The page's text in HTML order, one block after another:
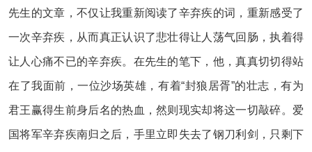
先生的文章，不仅让我重新阅读了辛弃疾的词，重新感受了
一次辛弃疾，从而真正认识了悲壮得让人荡气回肠，执着得
让人心痛不已的辛弃疾。在先生的笔下，他，真真切切得站
在了我面前，一位沙场英雄，有着“封狼居胥”的壮志，有为
君王赢得生前身后名的热血，然则现实却将这一切敲碎。爱
国将军辛弃疾南归之后，手里立即失去了钢刀利剑，只剩下